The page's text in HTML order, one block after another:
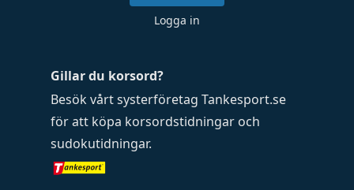
Gillar du korsord?
Besök vårt systerföretag Tankesport.se
för att köpa korsordstidningar och
sudokutidningar.
Logga in